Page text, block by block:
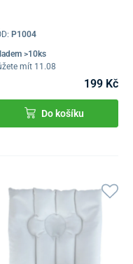
P1004
>10ks
mít 11.08
199 Kč
Do košíku